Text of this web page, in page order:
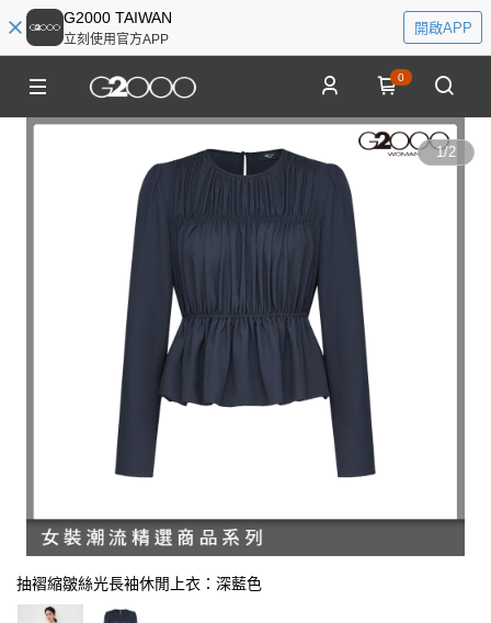
G2000 TAIWAN
立刻使用官方APP
開啟APP
0
1/2
抽褶縮皺絲光長袖休閒上衣：深藍色